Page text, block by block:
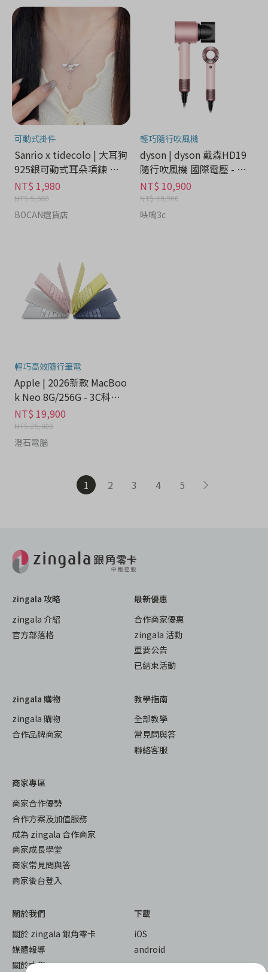
可動式掛件
Sanrio x tidecolo | 大耳狗
925銀可動式耳朵項鍊 禮
盒 - 流行潮牌分期
NT$ 1,980
NT$ 5,580
BOCAN選貨店
輕巧隨行吹風機
dyson | dyson 戴森HD19
隨行吹風機 國際電壓 - 家
電分期
NT$ 10,900
NT$ 10,900
映鳴3c
輕巧高效隨行筆電
Apple | 2026新款 MacBoo
k Neo 8G/256G - 3C科技
分期
NT$ 19,900
NT$ 25,000
澄石電腦
1 2 3 4 5
zingala 攻略
zingala 介紹
官方部落格
最新優惠
合作商家優惠
zingala 活動
重要公告
已結束活動
zingala 購物
zingala 購物
合作品牌商家
教學指南
全部教學
常見問與答
聯絡客服
商家專區
商家合作優勢
合作方案及加值服務
成為 zingala 合作商家
商家成長學堂
商家常見問與答
商家後台登入
關於我們
關於 zingala 銀角零卡
媒體報導
關於中租
下載
iOS
android